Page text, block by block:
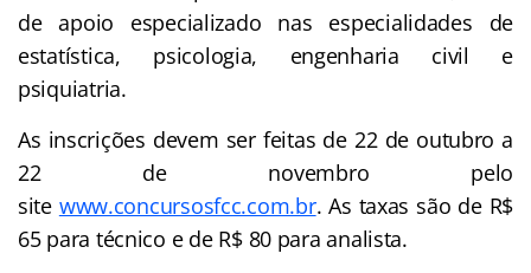
de apoio especializado nas especialidades de
estatística, psicologia, engenharia civil e
psiquiatria.
As inscrições devem ser feitas de 22 de outubro a
22 de novembro pelo
site www.concursosfcc.com.br. As taxas são de R$
65 para técnico e de R$ 80 para analista.